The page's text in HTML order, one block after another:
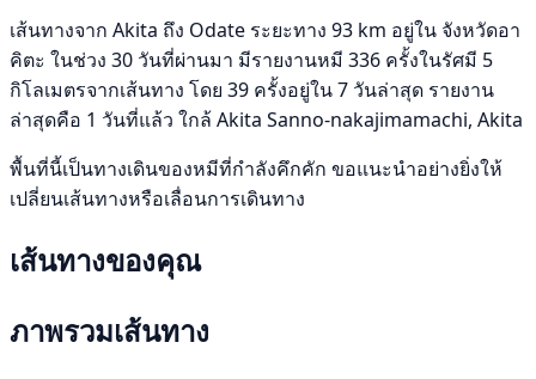
เส้นทางจาก Akita ถึง Odate ระยะทาง 93 km อยู่ใน จังหวัดอา
คิตะ ในช่วง 30 วันที่ผ่านมา มีรายงานหมี 336 ครั้งในรัศมี 5
กิโลเมตรจากเส้นทาง โดย 39 ครั้งอยู่ใน 7 วันล่าสุด รายงาน
ล่าสุดคือ 1 วันที่แล้ว ใกล้ Akita Sanno-nakajimamachi, Akita
พื้นที่นี้เป็นทางเดินของหมีที่กำลังคึกคัก ขอแนะนำอย่างยิ่งให้
เปลี่ยนเส้นทางหรือเลื่อนการเดินทาง
เส้นทางของคุณ
ภาพรวมเส้นทาง